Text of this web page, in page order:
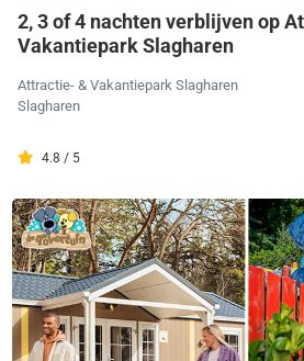
2, 3 of 4 nachten verblijven op
Vakantiepark Slagharen
Attractie- & Vakantiepark Slagharen
Slagharen
4.8 / 5